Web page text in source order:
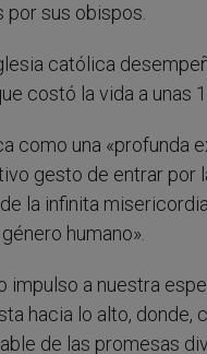
por sus obispos.
católica
costó la vida a unas
como una «profunda
gesto de entrar por
la infinita
humano».
a nuestra
hacia lo alto, donde,
de las promesas